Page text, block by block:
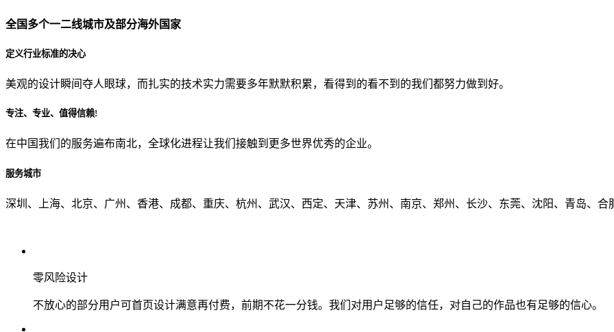
贵公司的团队规模是？
从哪里了解到我们？
全国多个一二线城市及部分海外国家
定义行业标准的决心
美观的设计瞬间夺人眼球，而扎实的技术实力需要多年默默积累，看得到的看不到的我们都努力做到好。
专注、专业、值得信赖!
在中国我们的服务遍布南北，全球化进程让我们接触到更多世界优秀的企业。
服务城市
深圳、上海、北京、广州、香港、成都、重庆、杭州、武汉、西定、天津、苏州、南京、郑州、长沙、东莞、沈阳、青岛、合
零风险设计
不放心的部分用户可首页设计满意再付费，前期不花一分钱。我们对用户足够的信任，对自己的作品也有足够的信心。